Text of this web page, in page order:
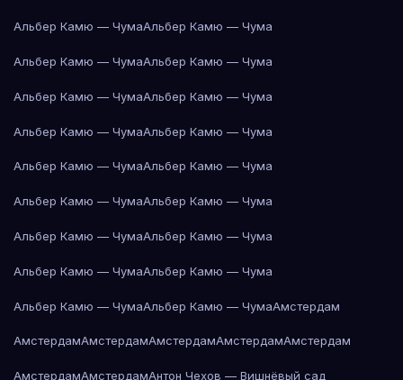
Альбер Камю — ЧумаАльбер Камю — Чума
Альбер Камю — ЧумаАльбер Камю — Чума
Альбер Камю — ЧумаАльбер Камю — Чума
Альбер Камю — ЧумаАльбер Камю — Чума
Альбер Камю — ЧумаАльбер Камю — Чума
Альбер Камю — ЧумаАльбер Камю — Чума
Альбер Камю — ЧумаАльбер Камю — Чума
Альбер Камю — ЧумаАльбер Камю — Чума
Альбер Камю — ЧумаАльбер Камю — ЧумаАмстердам
АмстердамАмстердамАмстердамАмстердамАмстердам
АмстердамАмстердамАнтон Чехов — Вишнёвый сад